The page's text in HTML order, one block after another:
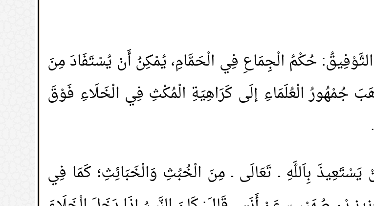
حُكْمُ الْجِمَاعِ فِي الْحَمَّامِ، يُمْكِنُ أَنْ يُسْتَفَادَ مِنَ
جُمْهُورُ الْعُلَمَاءِ إلَى كَرَاهِيَةِ الْمُكْثِ فِي الْخَلَاءِ فَوْقَ
بِاَللَّهِ ـ تَعَالَى ـ مِنَ الْخُبُثِ وَالْخَبَائِثِ؛ كَمَا فِي